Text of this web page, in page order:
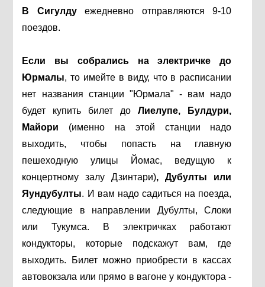
В Сигулдуежедневно отправляются 9-10
поездов.
Если вы собрались на электричке до
Юрмалы, то имейте в виду, что в расписании
нет названия станции "Юрмала" - вам надо
будет купить билет доЛиелупе, Булдури,
Майори (именно на этой станции надо
выходить, чтобы попасть на главную
пешеходную улицы Йомас, ведущую к
концертному залу Дзинтари), Дубулты или
Яундубулты. И вам надо садиться на поезда,
следующие в направлении Дубулты, Слоки
или Тукумса. В электричках работают
кондукторы, которые подскажут вам, где
выходить. Билет можно приобрести в кассах
автовокзала или прямо в вагоне у кондуктора -